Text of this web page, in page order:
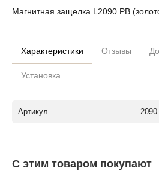
Магнитная защелка L2090 PB
Характеристики Отзывы
Установка
Артикул 2090
С этим товаром покупают